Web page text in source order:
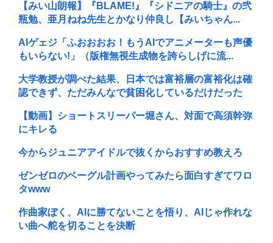
【みい山朗報】『BLAME!』『シドニアの騎士』の弐
瓶勉、亜月ねね先生とかなり仲良し【みいちゃん...
AIゲェジ「ふおおおお！もうAIでアニメーターも声優
もいらない!」（版権無視生成物を誇らしげに流...
大学教授が調べた結果、日本では富裕層の富裕化は確
認できず、ただみんなで貧困化しているだけだった
【動画】ショートスリーパー堀さん、対面で高須幹弥
にキレる
今からジュニアアイドルで抜くからおすすめ教えろ
ゼンゼロのベーグル計画やってみたら面白すぎてワロ
タwww
作曲家ぼく、AIに勝てないことを悟り、AIじゃ作れな
い曲へ舵を切ることを決断